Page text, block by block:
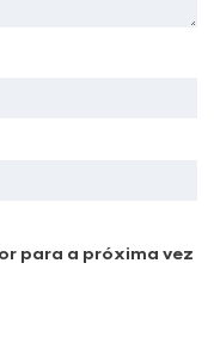
para a próxima vez